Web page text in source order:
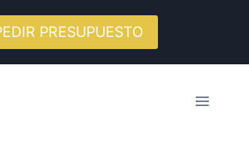
PRESUPUESTO